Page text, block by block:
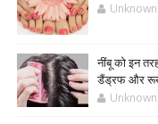
Unknown
नींबू को इन
डैंड्रफ और रूखे
Unknown